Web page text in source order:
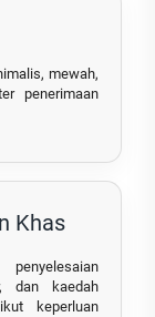
mewah,
penerimaan
Khas
dan kaedah
keperluan